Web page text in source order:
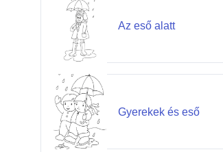
Az eső alatt
Gyerekek és eső